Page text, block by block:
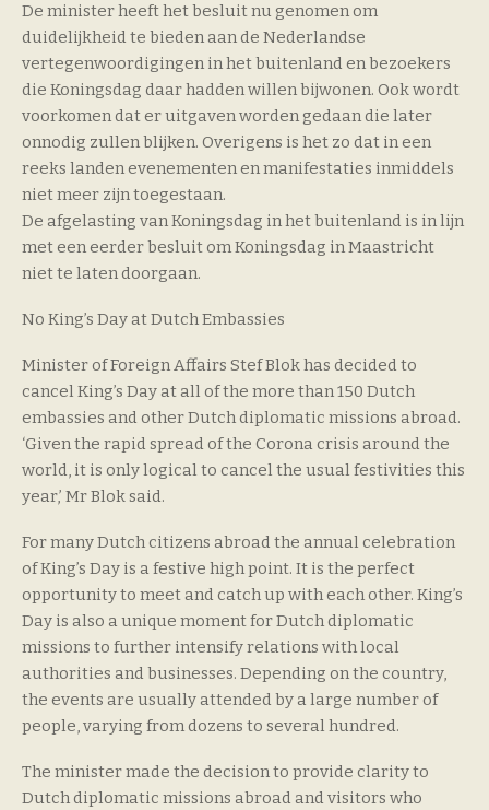
De minister heeft het besluit nu genomen om
duidelijkheid te bieden aan de Nederlandse
vertegenwoordigingen in het buitenland en bezoekers
die Koningsdag daar hadden willen bijwonen. Ook wordt
voorkomen dat er uitgaven worden gedaan die later
onnodig zullen blijken. Overigens is het zo dat in een
reeks landen evenementen en manifestaties inmiddels
niet meer zijn toegestaan.
De afgelasting van Koningsdag in het buitenland is in lijn
met een eerder besluit om Koningsdag in Maastricht
niet te laten doorgaan.
No King’s Day at Dutch Embassies
Minister of Foreign Affairs Stef Blok has decided to
cancel King’s Day at all of the more than 150 Dutch
embassies and other Dutch diplomatic missions abroad.
‘Given the rapid spread of the Corona crisis around the
world, it is only logical to cancel the usual festivities this
year,’ Mr Blok said.
For many Dutch citizens abroad the annual celebration
of King’s Day is a festive high point. It is the perfect
opportunity to meet and catch up with each other. King’s
Day is also a unique moment for Dutch diplomatic
missions to further intensify relations with local
authorities and businesses. Depending on the country,
the events are usually attended by a large number of
people, varying from dozens to several hundred.
The minister made the decision to provide clarity to
Dutch diplomatic missions abroad and visitors who